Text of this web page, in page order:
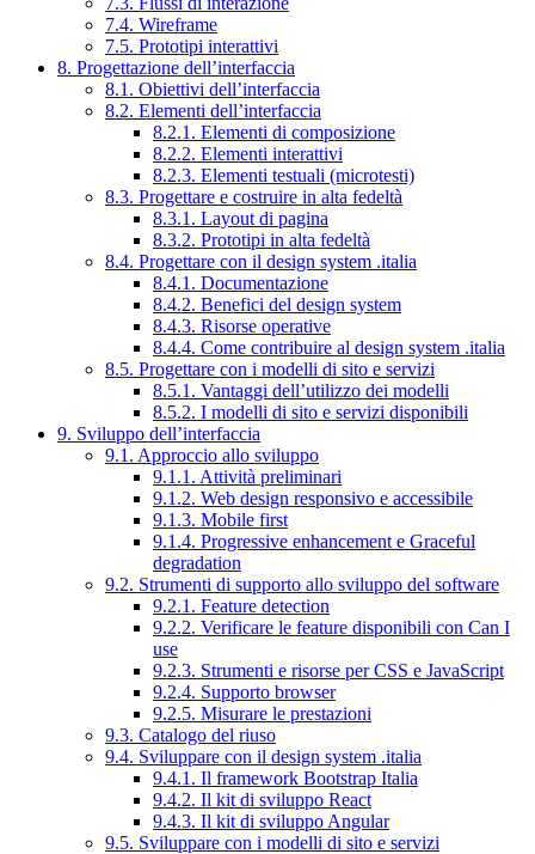
7.4. Wireframe
7.5. Prototipi interattivi
8. Progettazione dell’interfaccia
8.1. Obiettivi dell’interfaccia
8.2. Elementi dell’interfaccia
8.2.1. Elementi di composizione
8.2.2. Elementi interattivi
8.2.3. Elementi testuali (microtesti)
8.3. Progettare e costruire in alta fedeltà
8.3.1. Layout di pagina
8.3.2. Prototipi in alta fedeltà
8.4. Progettare con il design system .italia
8.4.1. Documentazione
8.4.2. Benefici del design system
8.4.3. Risorse operative
8.4.4. Come contribuire al design system .italia
8.5. Progettare con i modelli di sito e servizi
8.5.1. Vantaggi dell’utilizzo dei modelli
8.5.2. I modelli di sito e servizi disponibili
9. Sviluppo dell’interfaccia
9.1. Approccio allo sviluppo
9.1.1. Attività preliminari
9.1.2. Web design responsivo e accessibile
9.1.3. Mobile first
9.1.4. Progressive enhancement e Graceful
degradation
9.2. Strumenti di supporto allo sviluppo del software
9.2.1. Feature detection
9.2.2. Verificare le feature disponibili con Can I
use
9.2.3. Strumenti e risorse per CSS e JavaScript
9.2.4. Supporto browser
9.2.5. Misurare le prestazioni
9.3. Catalogo del riuso
9.4. Sviluppare con il design system .italia
9.4.1. Il framework Bootstrap Italia
9.4.2. Il kit di sviluppo React
9.4.3. Il kit di sviluppo Angular
9.5. Sviluppare con i modelli di sito e servizi